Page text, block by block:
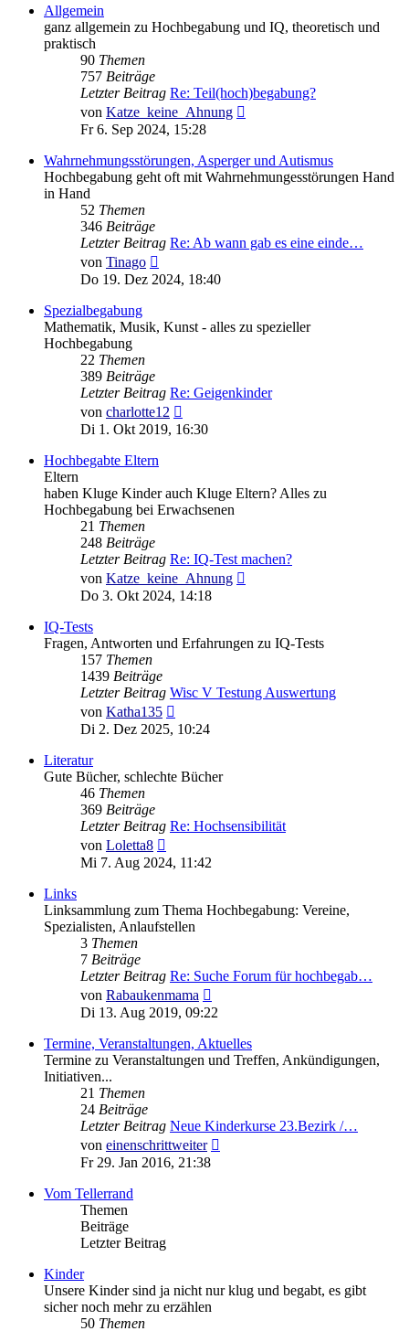
Allgemein
ganz allgemein zu Hochbegabung und IQ, theoretisch und
praktisch
90 Themen
757 Beiträge
Letzter Beitrag Re: Teil(hoch)begabung?
von Katze_keine_Ahnung
Fr 6. Sep 2024, 15:28
Wahrnehmungsstörungen, Asperger und Autismus
Hochbegabung geht oft mit Wahrnehmungesstörungen Hand
in Hand
52 Themen
346 Beiträge
Letzter Beitrag Re: Ab wann gab es eine einde…
von Tinago
Beitrag
Do 19. Dez 2024, 18:40
Spezialbegabung
Mathematik, Musik, Kunst - alles zu spezieller
Hochbegabung
22 Themen
389 Beiträge
Letzter Beitrag Re: Geigenkinder
von charlotte12
Beitrag
Di 1. Okt 2019, 16:30
Hochbegabte Eltern
Eltern
haben Kluge Kinder auch Kluge Eltern? Alles zu
Hochbegabung bei Erwachsenen
21 Themen
248 Beiträge
Letzter Beitrag Re: IQ-Test machen?
von Katze_keine_Ahnung
Do 3. Okt 2024, 14:18
IQ-Tests
Fragen, Antworten und Erfahrungen zu IQ-Tests
157 Themen
1439 Beiträge
Letzter Beitrag Wisc V Testung Auswertung
von Katha135
Beitrag
Di 2. Dez 2025, 10:24
Literatur
Gute Bücher, schlechte Bücher
46 Themen
369 Beiträge
Letzter Beitrag Re: Hochsensibilität
von Loletta8
Beitrag
Mi 7. Aug 2024, 11:42
Links
Linksammlung zum Thema Hochbegabung: Vereine,
Spezialisten, Anlaufstellen
3 Themen
7 Beiträge
Letzter Beitrag Re: Suche Forum für hochbegab…
von Rabaukenmama
Beitrag
Di 13. Aug 2019, 09:22
Termine, Veranstaltungen, Aktuelles
Termine zu Veranstaltungen und Treffen, Ankündigungen,
Initiativen...
21 Themen
24 Beiträge
Letzter Beitrag Neue Kinderkurse 23.Bezirk /…
von einenschrittweiter
Fr 29. Jan 2016, 21:38
Vom Tellerrand
Themen
Beiträge
Letzter Beitrag
Kinder
Unsere Kinder sind ja nicht nur klug und begabt, es gibt
sicher noch mehr zu erzählen
50 Themen